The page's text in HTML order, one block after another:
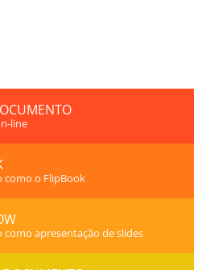
line
como o FlipBook
apresentação de slides